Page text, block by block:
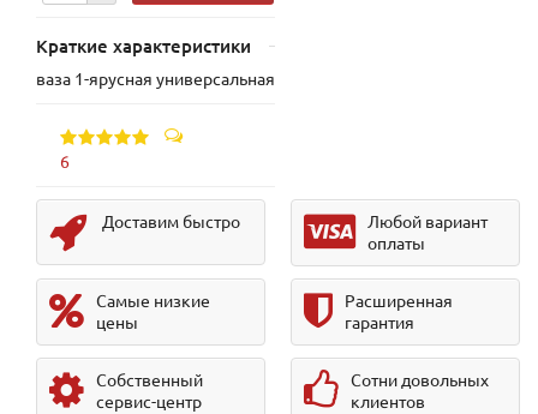
Краткие характеристики
ваза 1-ярусная универсальная
6
Доставим быстро
Любой вариант
оплаты
Самые низкие
цены
Расширенная
гарантия
Собственный
сервис-центр
Сотни довольных
клиентов